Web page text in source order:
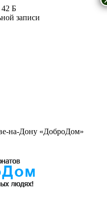
Б
записи
на-Дону «ДоброДом»